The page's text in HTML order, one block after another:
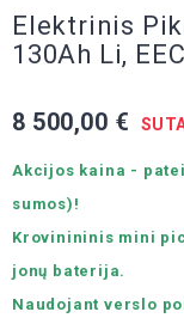
Elektrinis
130Ah Li, EEC
8 500,00 €
Akcijos kaina -
sumos)!
Krovinininis mini
jonų baterija.
Naudojant verslo